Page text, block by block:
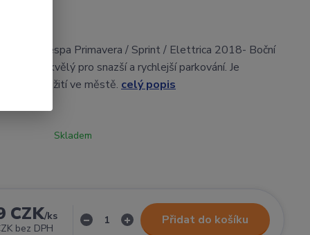
skútr Vespa Primavera / Sprint / Elettrica 2018- Boční
je skvělý pro snazší a rychlejší parkování. Je
pro použití ve městě. celý popis
Skladem
CZK/ks
bez DPH
Přidat do košíku